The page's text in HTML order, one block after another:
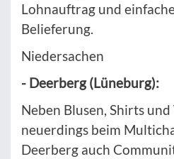
Lohnauftrag und
Belieferung.
Niedersachen
- Deerberg (Lüneburg):
Neben Blusen, Shirts
neuerdings beim
Deerberg auch